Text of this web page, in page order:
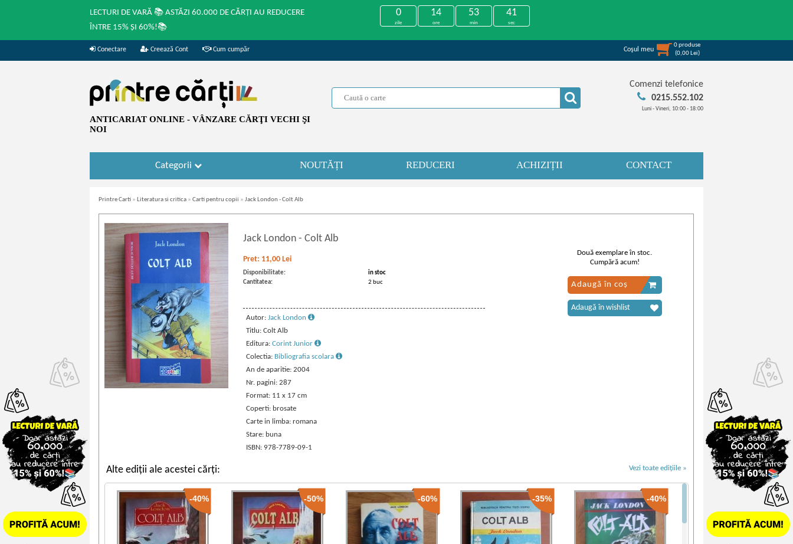
LECTURI DE VARĂ 📚 ASTĂZI 60.000 DE CĂRȚI AU REDUCERE
ÎNTRE 15% ȘI 60%!📚
0
zile
14
ore
53
min
41
sec
Conectare Creează Cont Cum cumpăr Coşul meu
0produse
(0,00 Lei)
ANTICARIAT ONLINE - VÂNZARE CĂRŢI VECHI ŞI
NOI
Comenzi telefonice
0215.552.102
Luni - Vineri, 10:00 - 18:00
Categorii NOUTĂȚI REDUCERI ACHIZIȚII CONTACT
Printre Carti » Literatura si critica » Carti pentru copii » Jack London - Colt Alb
Jack London - Colt Alb
Pret: 11,00 Lei
Disponibilitate:
in stoc
Cantitatea:
2 buc
Autor: Jack London
Titlu: Colt Alb
Editura: Corint Junior
Colectia: Bibliografia scolara
An de aparitie: 2004
Nr. pagini: 287
Format: 11 x 17 cm
Coperti: brosate
Carte in limba: romana
Stare: buna
ISBN: 978-7789-09-1
Două exemplare în stoc.
Cumpără acum!
Adaugă în coș
Adaugă în wishlist
Alte ediții ale acestei cărți: Vezi toate edițiile »
-40% -50% -60% -35% -40%